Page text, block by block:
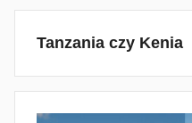
Tanzania czy Kenia